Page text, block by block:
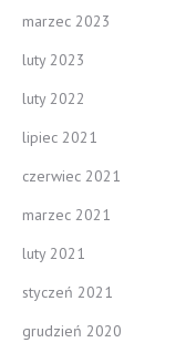
marzec 2023
luty 2023
luty 2022
lipiec 2021
czerwiec 2021
marzec 2021
luty 2021
styczeń 2021
grudzień 2020